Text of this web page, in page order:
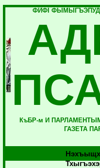
ФИФI
КъБР-м И
ГАЗЕТА